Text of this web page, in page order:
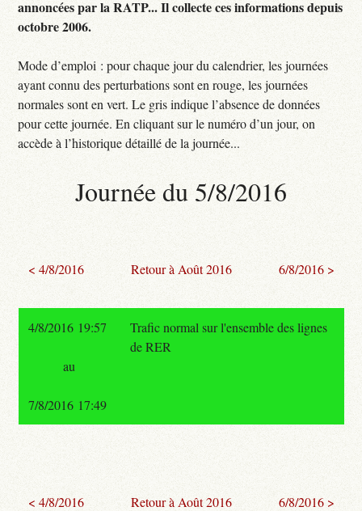
annoncées par la RATP... Il collecte ces informations depuis
octobre 2006.
Mode d’emploi : pour chaque jour du calendrier, les journées
ayant connu des perturbations sont en rouge, les journées
normales sont en vert. Le gris indique l’absence de données
pour cette journée. En cliquant sur le numéro d’un jour, on
accède à l’historique détaillé de la journée...
Journée du 5/8/2016
< 4/8/2016 Retour à Août 2016 6/8/2016 >
4/8/2016 19:57
Trafic normal sur l'ensemble des lignes
de RER
au
7/8/2016 17:49
< 4/8/2016 Retour à Août 2016 6/8/2016 >